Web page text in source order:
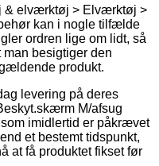
& elværktøj > Elværktøj >
kan i nogle tilfælde
ordren lige om lidt, så
besigtiger den
produkt.
levering på deres
M/afsug
imidlertid er påkrævet
et bestemt tidspunkt,
at få produktet fikset før